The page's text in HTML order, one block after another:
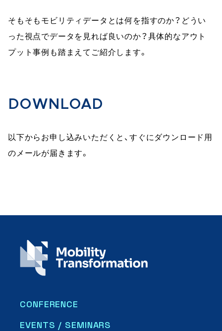
そもそもモビリティデータとは何を指すのか？どうい
った視点でデータを見れば良いのか？具体的なアウト
プット事例も踏まえてご紹介します。
DOWNLOAD
以下からお申し込みいただくと、すぐにダウンロード用
のメールが届きます。
CONFERENCE
EVENTS / SEMINARS